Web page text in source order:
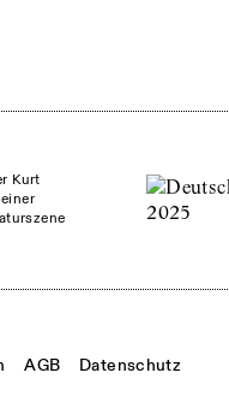
Kurt
AGB Datenschutz